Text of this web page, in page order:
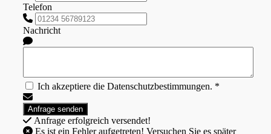
Telefon
Nachricht
Ich akzeptiere die Datenschutzbestimmungen. *
Anfrage erfolgreich versendet!